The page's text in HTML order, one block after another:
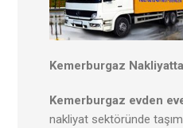
Kemerburgaz
Kemerburgaz evden
nakliyat sektöründe